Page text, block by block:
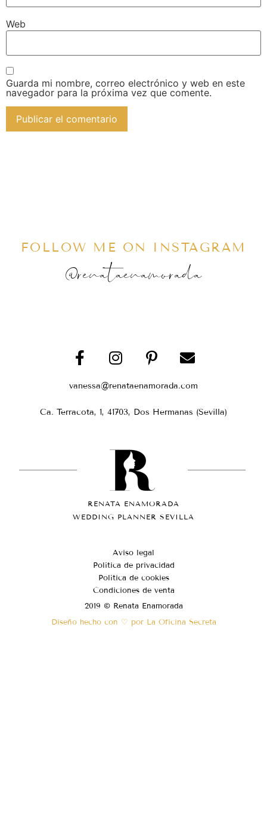
Web
Guarda mi nombre, correo electrónico y web en este
navegador para la próxima vez que comente.
FOLLOW ME ON INSTAGRAM
@renataenamorada
vanessa@renataenamorada.com
Ca. Terracota, 1, 41703, Dos Hermanas (Sevilla)
RENATA ENAMORADA
WEDDING PLANNER SEVILLA
Aviso legal
Política de privacidad
Política de cookies
Condiciones de venta
2019 © Renata Enamorada
Diseño hecho con ♡ por La Oficina Secreta